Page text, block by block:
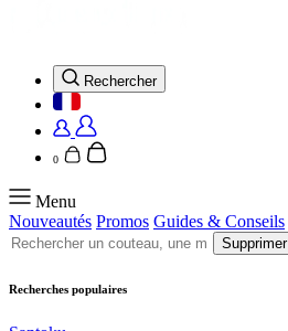
Rechercher
0
Menu
Nouveautés Promos Guides & Conseils
Supprimer
Recherches populaires